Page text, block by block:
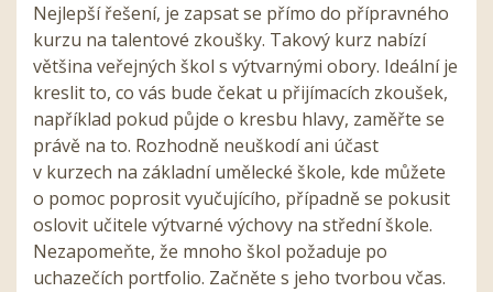
Nejlepší řešení, je zapsat se přímo do přípravného
kurzu na talentové zkoušky. Takový kurz nabízí
většina veřejných škol s výtvarnými obory. Ideální je
kreslit to, co vás bude čekat u přijímacích zkoušek,
například pokud půjde o kresbu hlavy, zaměřte se
právě na to. Rozhodně neuškodí ani účast
v kurzech na základní umělecké škole, kde můžete
o pomoc poprosit vyučujícího, případně se pokusit
oslovit učitele výtvarné výchovy na střední škole.
Nezapomeňte, že mnoho škol požaduje po
uchazečích portfolio. Začněte s jeho tvorbou včas.